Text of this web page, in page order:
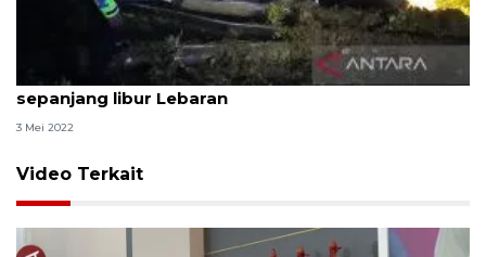
Polda Aceh: 24 kecelakaan lalu lintas terjadi
sepanjang libur Lebaran
3 Mei 2022
Video Terkait